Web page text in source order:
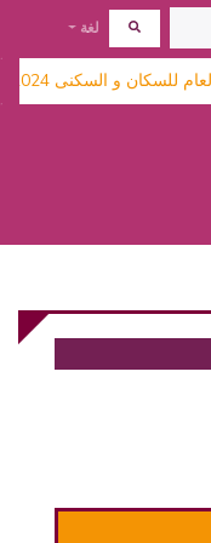
لغة
و السكنى 2024 متاحة